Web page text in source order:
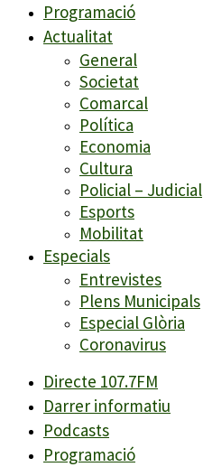
Programació
Actualitat
General
Societat
Comarcal
Política
Economia
Cultura
Policial – Judicial
Esports
Mobilitat
Especials
Entrevistes
Plens Municipals
Especial Glòria
Coronavirus
Directe 107.7FM
Darrer informatiu
Podcasts
Programació